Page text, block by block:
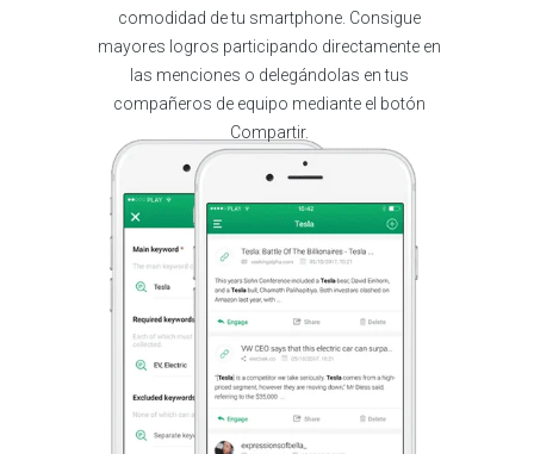
comodidad de tu smartphone. Consigue
mayores logros participando directamente en
las menciones o delegándolas en tus
compañeros de equipo mediante el botón
Compartir.